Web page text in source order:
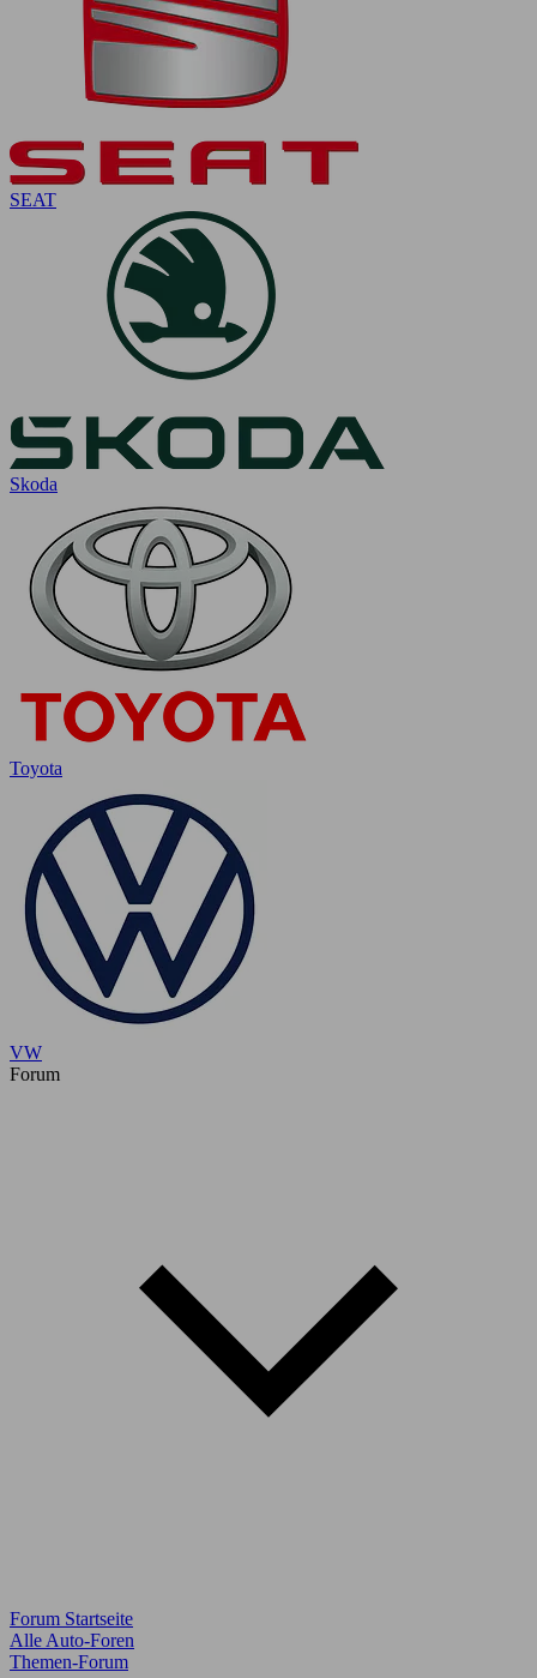
SEAT
Skoda
Toyota
VW
Forum
Forum Startseite
Alle Auto-Foren
Themen-Forum